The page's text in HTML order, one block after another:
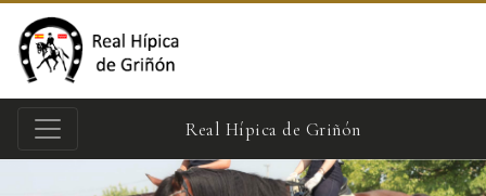
Real Hípica de Griñón